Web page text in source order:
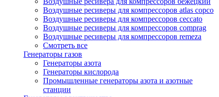
Воздушные ресиверы для компрессоров atlas copco
Воздушные ресиверы для компрессоров ceccato
Воздушные ресиверы для компрессоров comprag
Воздушные ресиверы для компрессоров remeza
Смотреть все
Генераторы газов
Генераторы азота
Генераторы кислорода
Промышленные генераторы азота и азотные
станции